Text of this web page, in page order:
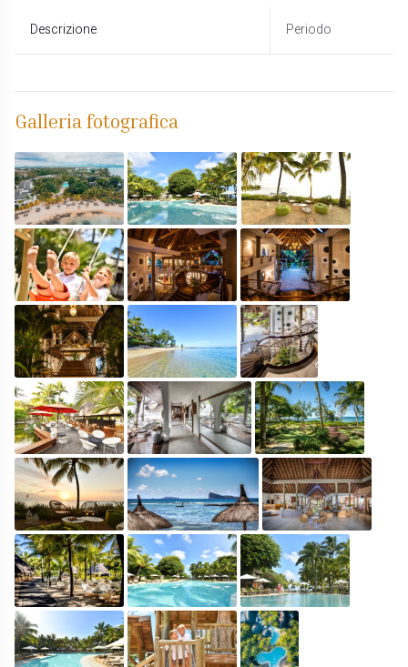
Descrizione Periodo
Galleria fotografica